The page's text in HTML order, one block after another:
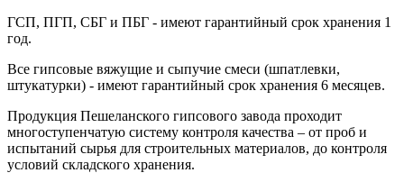
ГСП, ПГП, СБГ и ПБГ - имеют гарантийный срок хранения 1
год.
Все гипсовые вяжущие и сыпучие смеси (шпатлевки,
штукатурки) - имеют гарантийный срок хранения 6 месяцев.
Продукция Пешеланского гипсового завода проходит
многоступенчатую систему контроля качества – от проб и
испытаний сырья для строительных материалов, до контроля
условий складского хранения.